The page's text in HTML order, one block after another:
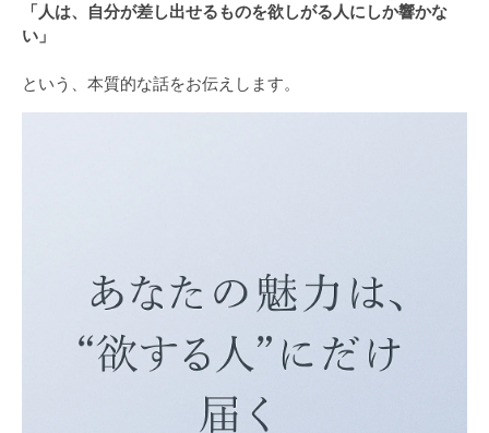
「人は、自分が差し出せるものを欲しがる人にしか響かな
い」
という、本質的な話をお伝えします。